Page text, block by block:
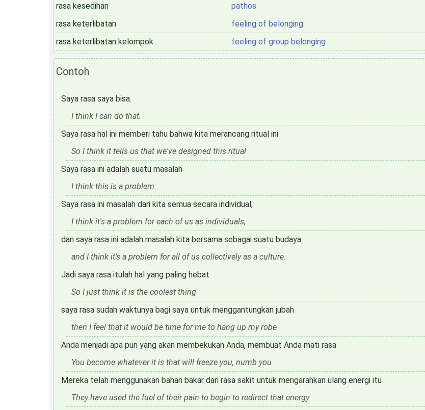
rasa kesedihan
pathos
rasa keterlibatan
feeling of belonging
rasa keterlibatan kelompok
feeling of group belonging
Contoh
Saya rasa saya bisa.
I think I can do that.
Saya rasa hal ini memberi tahu bahwa kita merancang ritual ini
So I think it tells us that we've designed this ritual
Saya rasa ini adalah suatu masalah
I think this is a problem.
Saya rasa ini masalah dari kita semua secara individual,
I think it's a problem for each of us as individuals,
dan saya rasa ini adalah masalah kita bersama sebagai suatu budaya.
and I think it's a problem for all of us collectively as a culture.
Jadi saya rasa itulah hal yang paling hebat
So I just think it is the coolest thing
saya rasa sudah waktunya bagi saya untuk menggantungkan jubah
then I feel that it would be time for me to hang up my robe
Anda menjadi apa pun yang akan membekukan Anda, membuat Anda mati rasa
You become whatever it is that will freeze you, numb you
Mereka telah menggunakan bahan bakar dari rasa sakit untuk mengarahkan ulang energi itu
They have used the fuel of their pain to begin to redirect that energy